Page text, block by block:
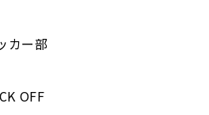
カー部
OFF